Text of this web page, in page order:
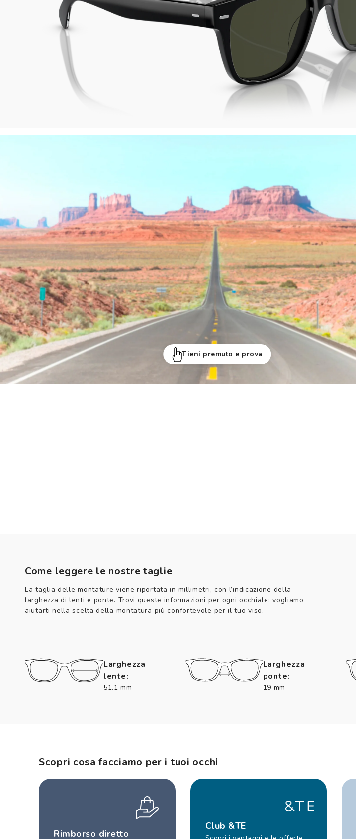
Tieni premuto e prova
Come leggere le nostre taglie
La taglia delle montature viene riportata in millimetri, con l’indicazione della
larghezza di lenti e ponte. Trovi queste informazioni per ogni occhiale: vogliamo
aiutarti nella scelta della montatura più confortevole per il tuo viso.
Larghezza
lente:
51.1 mm
Larghezza
ponte:
19 mm
Scopri cosa facciamo per i tuoi occhi
Rimborso diretto
Club &TE